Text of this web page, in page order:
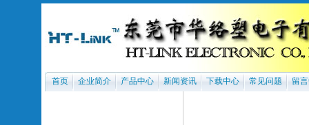
首页 企业简介 产品中心 新闻资讯 下载中心 常见问题 留